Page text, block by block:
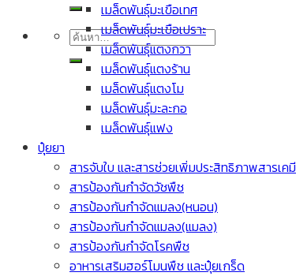
ค้นหา:
เมล็ดพันธุ์มะเขือเทศ
เมล็ดพันธุ์มะเขือเปราะ
เมล็ดพันธุ์แตงกวา
เมล็ดพันธุ์แตงร้าน
เมล็ดพันธุ์แตงโม
เมล็ดพันธุ์มะละกอ
เมล็ดพันธุ์แฟง
ปุ๋ยยา
สารจับใบ และสารช่วยเพิ่มประสิทธิภาพสารเคมี
สารป้องกันกำจัดวัชพืช
สารป้องกันกำจัดแมลง(หนอน)
สารป้องกันกำจัดแมลง(แมลง)
สารป้องกันกำจัดโรคพืช
อาหารเสริมฮอร์โมนพืช และปุ๋ยเกร็ด